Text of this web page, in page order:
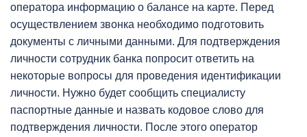
оператора информацию о балансе на карте. Перед
осуществлением звонка необходимо подготовить
документы с личными данными. Для подтверждения
личности сотрудник банка попросит ответить на
некоторые вопросы для проведения идентификации
личности. Нужно будет сообщить специалисту
паспортные данные и назвать кодовое слово для
подтверждения личности. После этого оператор